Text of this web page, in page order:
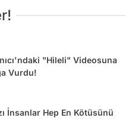
"Hileli" Videosuna
Vurdu!
İnsanlar Hep En Kötüsünü